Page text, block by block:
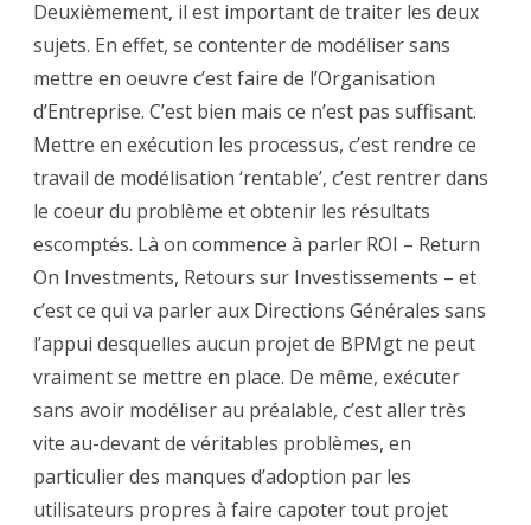
Deuxièmement, il est important de traiter les deux
sujets. En effet, se contenter de modéliser sans
mettre en oeuvre c’est faire de l’Organisation
d’Entreprise. C’est bien mais ce n’est pas suffisant.
Mettre en exécution les processus, c’est rendre ce
travail de modélisation ‘rentable’, c’est rentrer dans
le coeur du problème et obtenir les résultats
escomptés. Là on commence à parler ROI – Return
On Investments, Retours sur Investissements – et
c’est ce qui va parler aux Directions Générales sans
l’appui desquelles aucun projet de BPMgt ne peut
vraiment se mettre en place. De même, exécuter
sans avoir modéliser au préalable, c’est aller très
vite au-devant de véritables problèmes, en
particulier des manques d’adoption par les
utilisateurs propres à faire capoter tout projet